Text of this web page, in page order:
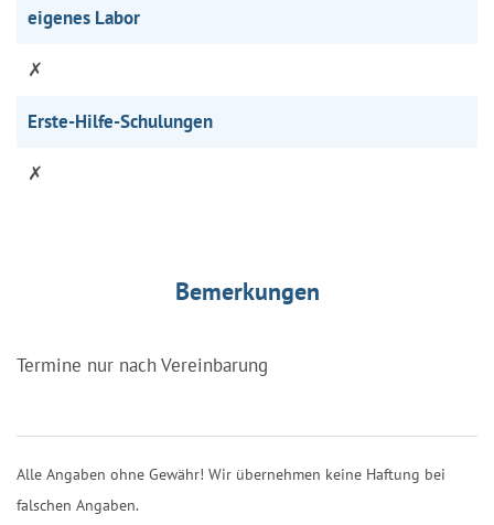
eigenes Labor
✗
Erste-Hilfe-Schulungen
✗
Bemerkungen
Termine nur nach Vereinbarung
Alle Angaben ohne Gewähr! Wir übernehmen keine Haftung bei
falschen Angaben.